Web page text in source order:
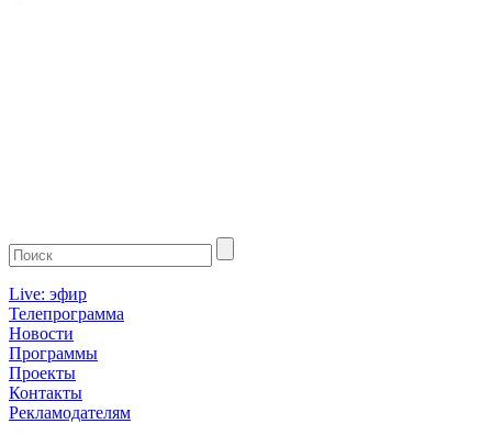
Live: эфир
Телепрограмма
Новости
Программы
Проекты
Контакты
Рекламодателям